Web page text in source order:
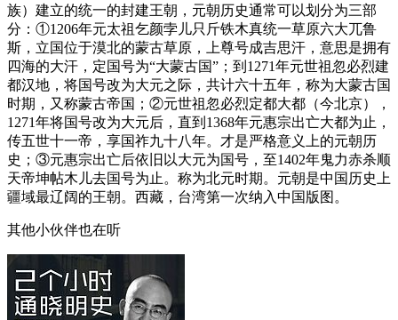
族）建立的统一的封建王朝，元朝历史通常可以划分为三部
分：①1206年元太祖乞颜孛儿只斤铁木真统一草原六大兀鲁
斯，立国位于漠北的蒙古草原，上尊号成吉思汗，意思是拥有
四海的大汗，定国号为“大蒙古国”；到1271年元世祖忽必烈建
都汉地，将国号改为大元之际，共计六十五年，称为大蒙古国
时期，又称蒙古帝国；②元世祖忽必烈定都大都（今北京），
1271年将国号改为大元后，直到1368年元惠宗出亡大都为止，
传五世十一帝，享国祚九十八年。才是严格意义上的元朝历
史；③元惠宗出亡后依旧以大元为国号，至1402年鬼力赤杀顺
天帝坤帖木儿去国号为止。称为北元时期。元朝是中国历史上
疆域最辽阔的王朝。西藏，台湾第一次纳入中国版图。
其他小伙伴也在听